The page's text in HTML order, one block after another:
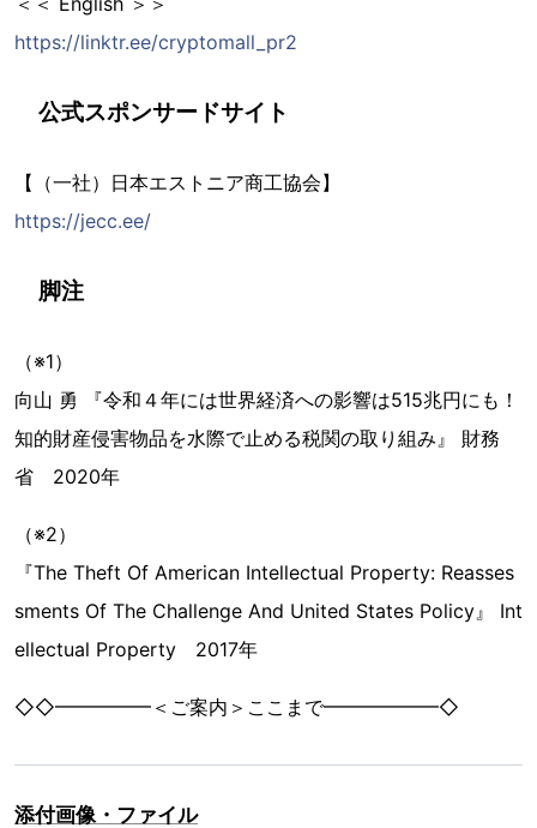
https://linktr.ee/cryptomall_pr2
公式スポンサードサイト
【（一社）日本エストニア商工協会】
https://jecc.ee/
脚注
（※1）
向山 勇 『令和４年には世界経済への影響は515兆円にも！
知的財産侵害物品を水際で止める税関の取り組み』 財務
省 2020年
（※2）
『The Theft Of American Intellectual Property: Reasses
sments Of The Challenge And United States Policy』 Int
ellectual Property 2017年
◇◇━━━━━＜ご案内＞ここまで━━━━━━◇
添付画像・ファイル